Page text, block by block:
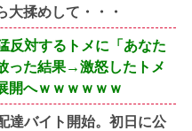
大揉めして・・・
反対するトメに「あなた
った結果→激怒したトメ
開へｗｗｗｗｗｗ
達バイト開始。初日に公